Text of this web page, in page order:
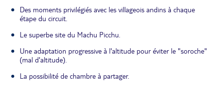
Des moments privilégiés avec les villageois andins à chaque
étape du circuit.
Le superbe site du Machu Picchu.
Une adaptation progressive à l'altitude pour éviter le "soroche"
(mal d'altitude).
La possibilité de chambre à partager.